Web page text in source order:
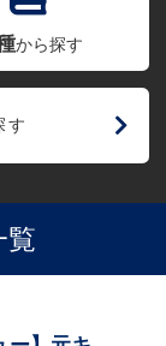
から探す
す
覧